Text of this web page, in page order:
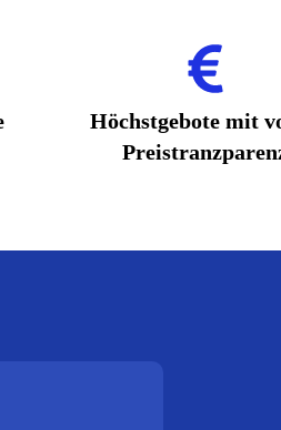
Höchstgebote mit